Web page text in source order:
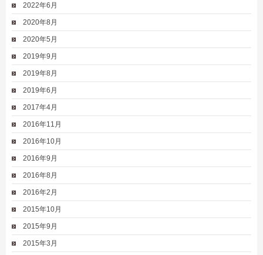
2022年6月
2020年8月
2020年5月
2019年9月
2019年8月
2019年6月
2017年4月
2016年11月
2016年10月
2016年9月
2016年8月
2016年2月
2015年10月
2015年9月
2015年3月